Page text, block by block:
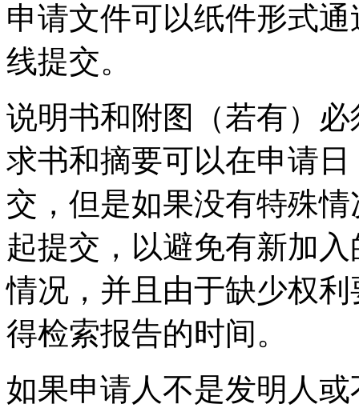
申请文件可以纸件形式
线提交。
说明书和附图（若有）
求书和摘要可以在申请
交，但是如果没有特殊
起提交，以避免有新加
情况，并且由于缺少权
得检索报告的时间。
如果申请人不是发明人